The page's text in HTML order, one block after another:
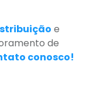
e
de
conosco!